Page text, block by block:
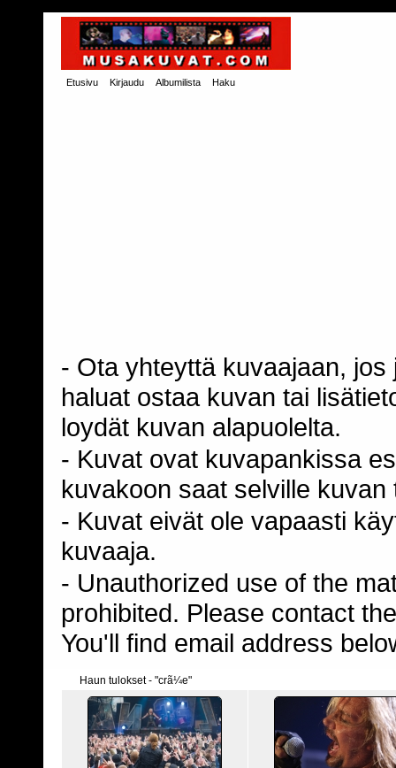
Etusivu Kirjaudu Albumilista Haku
- Ota yhteyttä kuvaajaan,
haluat ostaa kuvan tai
loydät kuvan alapuolelta.
- Kuvat ovat kuvapankissa
kuvakoon saat selville
- Kuvat eivät ole vapaasti
kuvaaja.
- Unauthorized use of the
prohibited. Please contact
You'll find email address
Haun tulokset - "crã¼e"